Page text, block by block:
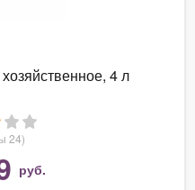
4 л
24)
руб.